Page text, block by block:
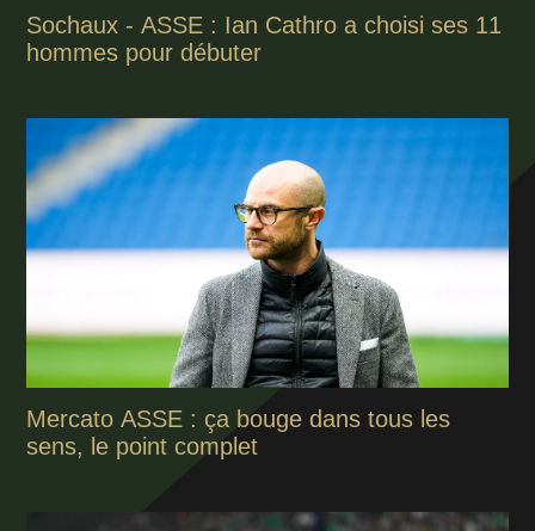
Sochaux - ASSE : Ian Cathro a choisi ses 11
hommes pour débuter
Mercato ASSE : ça bouge dans tous les
sens, le point complet